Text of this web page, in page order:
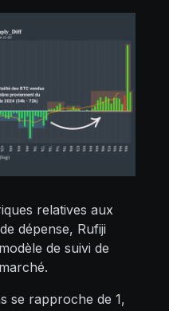
relatives aux
dépense, Rufiji
de suivi de
se rapproche de 1,